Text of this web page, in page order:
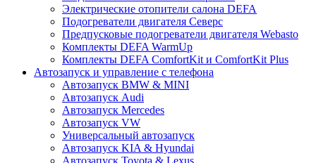
Электрические отопители салона DEFA
Подогреватели двигателя Северс
Предпусковые подогреватели двигателя Webasto
Комплекты DEFA WarmUp
Комплекты DEFA ComfortKit и ComfortKit Plus
Автозапуск и управление с телефона
Автозапуск BMW & MINI
Автозапуск Audi
Автозапуск Mercedes
Автозапуск VW
Универсальный автозапуск
Автозапуск KIA & Hyundai
Автозапуск Toyota & Lexus